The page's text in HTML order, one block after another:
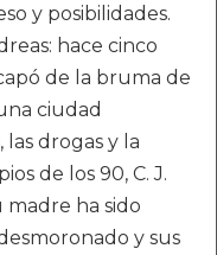
y posibilidades.
hace cinco
de la bruma de
ciudad
drogas y la
de los 90, C. J.
madre ha sido
y sus